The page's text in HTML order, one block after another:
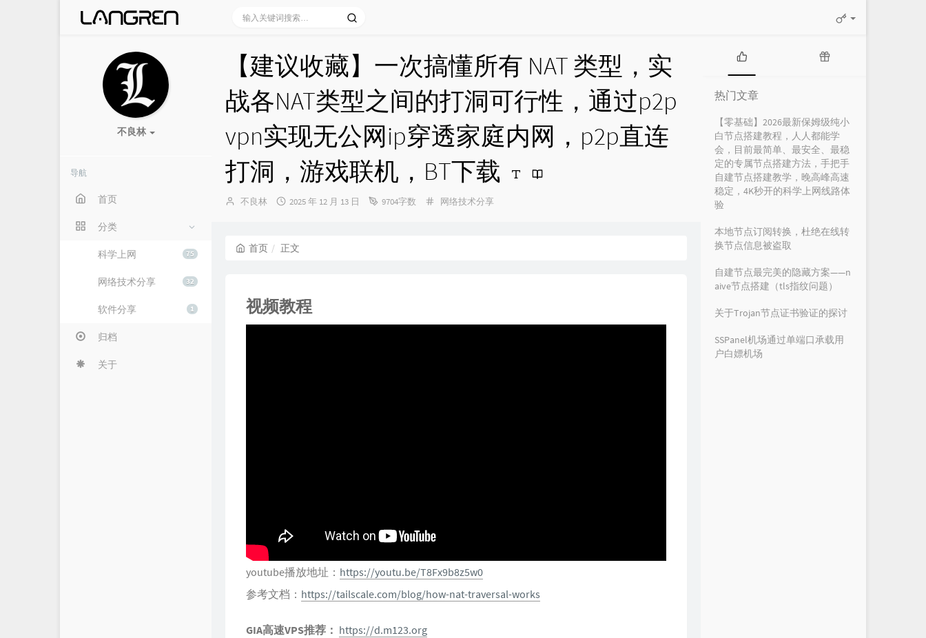
不良林
导航
首页
分类
75
科学上网
32
网络技术分享
1
软件分享
归档
关于
【建议收藏】一次搞懂所有 NAT 类型，实
战各NAT类型之间的打洞可行性，通过p2p
vpn实现无公网ip穿透家庭内网，p2p直连
打洞，游戏联机，BT下载
博
不良林
发
2025 年 12 月 13 日 9704字数
分
网络技术分享
首页 正文
视频教程
youtube播放地址： https://youtu.be/T8Fx9b8z5w0
参考文档： https://tailscale.com/blog/how-nat-traversal-works
GIA高速VPS推荐： https://d.m123.org
热
门
文
章
章
热门文章
【零基础】2026最新保姆级纯小
白节点搭建教程，人人都能学
会，目前最简单、最安全、最稳
定的专属节点搭建方法，手把手
自建节点搭建教学，晚高峰高速
稳定，4K秒开的科学上网线路体
验
本地节点订阅转换，杜绝在线转
换节点信息被盗取
自建节点最完美的隐藏方案——n
aive节点搭建（tls指纹问题）
关于Trojan节点证书验证的探讨
SSPanel机场通过单端口承载用
户白嫖机场